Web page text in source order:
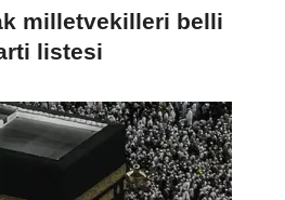
milletvekilleri belli
listesi